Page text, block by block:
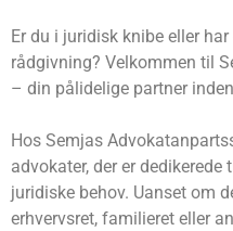
Er du i juridisk knibe eller
rådgivning? Velkommen til
– din pålidelige partner
Hos Semjas
advokater, der er
juridiske behov. Uanset om
erhvervsret, familieret eller